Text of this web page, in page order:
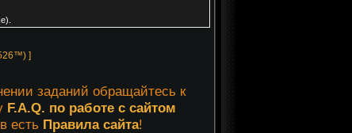
]
заданий обращайтесь к
F.A.Q. по работе с сайтом
есть Правила сайта!